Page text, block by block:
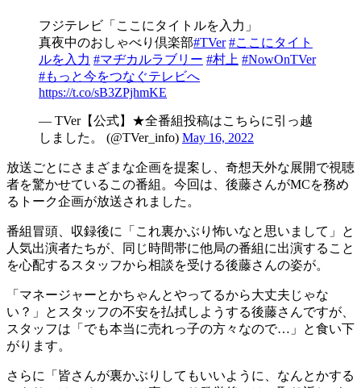
フジテレビ「ここにタイトルを入力」
真夜中のおしゃべり倶楽部#TVer #ここにタイト
ルを入力 #マヂカルラブリー #村上 #NowOnTVer
#もっと今をつなぐテレビへ
https://t.co/sB3ZPjhmKE
— TVer【公式】★全番組投稿はこちらに引っ越
しました。 (@TVer_info) May 16, 2022
放送ごとにさまざまな企画を提案し、奇想天外な展開で視聴
者を驚かせているこの番組。今回は、後藤さんがMCを務め
るトーク企画が放送されました。
番組冒頭、収録後に「これ裏かぶり怖いなと思いまして」と
人気出演者たちが、同じ時間帯に他局の番組に出演すること
を心配するスタッフから相談を受ける後藤さんの姿が。
「マネージャーとかちゃんとやってるから大丈夫じゃな
い？」とスタッフの不安を払拭しようする後藤さんですが、
スタッフは「でも本当に売れっ子の方々なので…」と食い下
がります。
さらに「皆さんが裏かぶりしてもいいように、なんとかする